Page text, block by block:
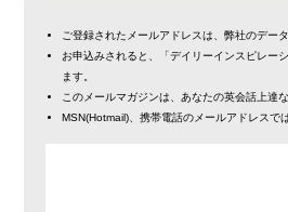
ご登録されたメールアドレスは、弊社のデー
お申込みされると、「デイリーインスピレー
ます。
このメールマガジンは、あなたの英会話上達
MSN(Hotmail)、携帯電話のメールアドレスで